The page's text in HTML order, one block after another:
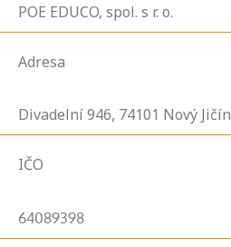
POE EDUCO, spol. s r. o.
Adresa
Divadelní946, 74101 Nový Jičín
IČO
64089398